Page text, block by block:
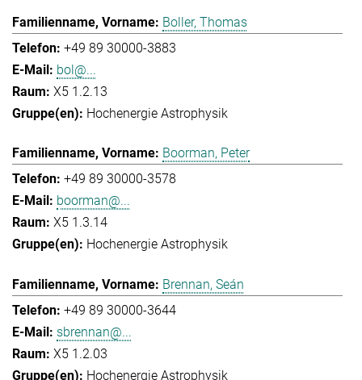
Boller, Thomas
+49 89 30000-3883
bol@...
X5 1.2.13
Hochenergie Astrophysik
Boorman, Peter
+49 89 30000-3578
boorman@...
X5 1.3.14
Hochenergie Astrophysik
Brennan, Seán
+49 89 30000-3644
sbrennan@...
X5 1.2.03
Hochenergie Astrophysik